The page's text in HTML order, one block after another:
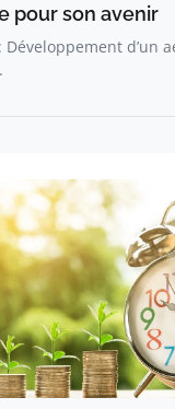
pour son avenir
Développement d’un